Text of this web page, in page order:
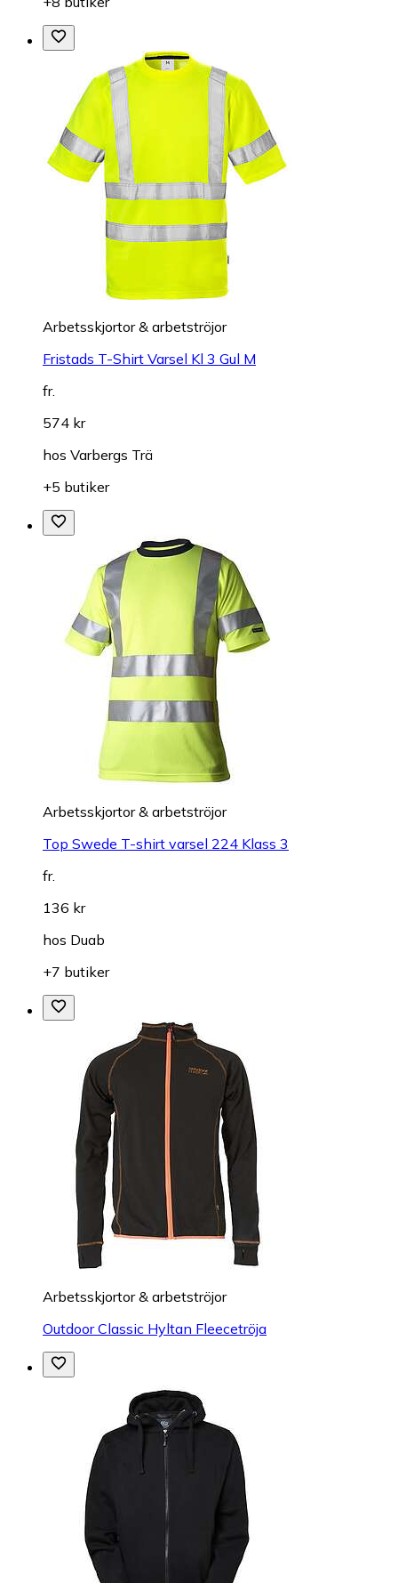
Arbetsskjortor & arbetströjor
Fristads T-Shirt Varsel Kl 3 Gul M
fr.
574 kr
hos Varbergs Trä
+5 butiker
Arbetsskjortor & arbetströjor
Top Swede T-shirt varsel 224 Klass 3
fr.
136 kr
hos Duab
+7 butiker
Arbetsskjortor & arbetströjor
Outdoor Classic Hyltan Fleecetröja